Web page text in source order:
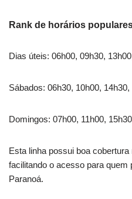
Rank de horários
Dias úteis: 06h00, 09h30,
Sábados: 06h30, 10h00, 14h30,
Domingos: 07h00, 11h00,
Esta linha possui boa
facilitando o acesso para
Paranoá.